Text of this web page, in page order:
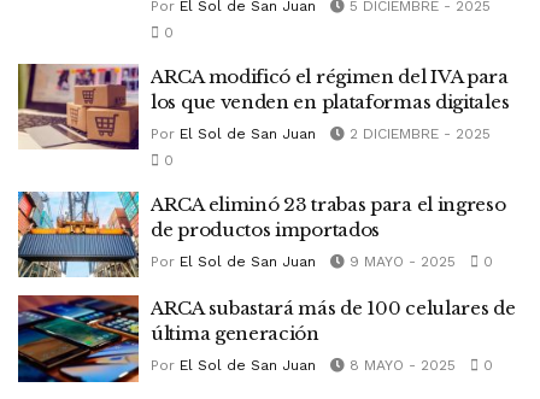
Por El Sol de San Juan
5 DICIEMBRE - 2025
0
ARCA modificó el régimen del IVA para
los que venden en plataformas digitales
Por El Sol de San Juan
2 DICIEMBRE - 2025
0
ARCA eliminó 23 trabas para el ingreso
de productos importados
Por El Sol de San Juan 9 MAYO - 2025 0
ARCA subastará más de 100 celulares de
última generación
Por El Sol de San Juan 8 MAYO - 2025 0